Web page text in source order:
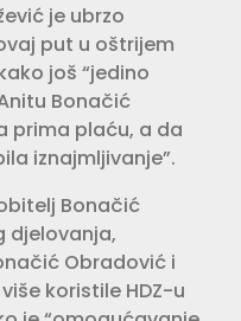
je ubrzo
put u oštrijem
još “jedino
Bonačić
prima plaću, a da
iznajmljivanje”.
Bonačić
djelovanja,
Obradović i
koristile HDZ-u